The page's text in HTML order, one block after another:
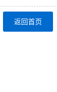
返回首页